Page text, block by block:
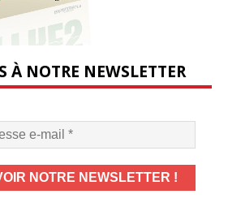
À NOTRE NEWSLETTER